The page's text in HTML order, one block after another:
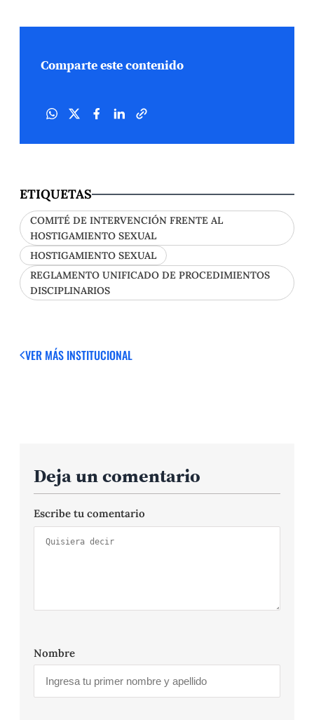
Comparte este contenido
ETIQUETAS
COMITÉ DE INTERVENCIÓN FRENTE AL
HOSTIGAMIENTO SEXUAL
HOSTIGAMIENTO SEXUAL
REGLAMENTO UNIFICADO DE PROCEDIMIENTOS
DISCIPLINARIOS
VER MÁS INSTITUCIONAL
Deja un comentario
Escribe tu comentario
Nombre